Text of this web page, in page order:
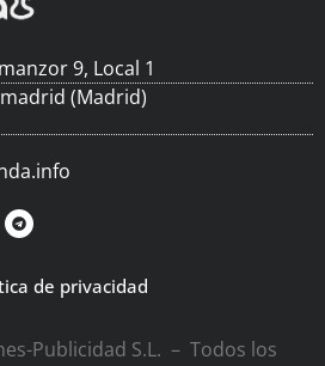
9, Local 1
(Madrid)
de privacidad
Publicidad S.L. – Todos los